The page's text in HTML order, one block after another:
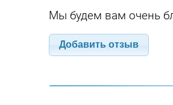
Мы будем вам очень
Добавить отзыв